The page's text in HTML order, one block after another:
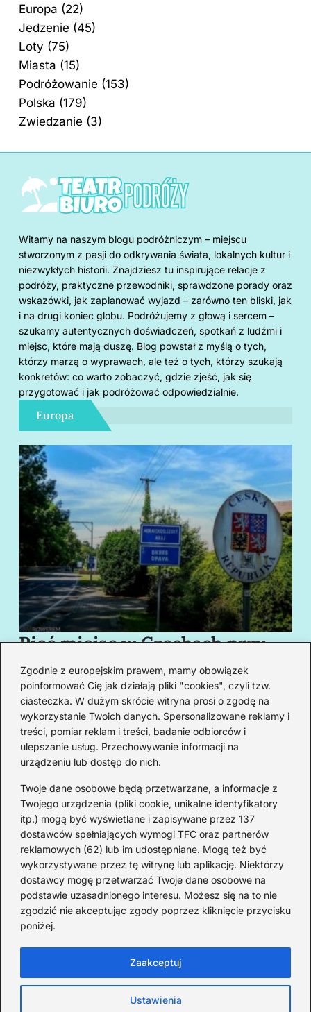
Zgodnie z europejskim prawem, mamy obowiązek
poinformować Cię jak działają pliki "cookies", czyli tzw.
ciasteczka. W dużym skrócie witryna prosi o zgodę na
wykorzystanie Twoich danych. Spersonalizowane reklamy i
treści, pomiar reklam i treści, badanie odbiorców i
ulepszanie usług. Przechowywanie informacji na
urządzeniu lub dostęp do nich.
Twoje dane osobowe będą przetwarzane, a informacje z
Twojego urządzenia (pliki cookie, unikalne identyfikatory
itp.) mogą być wyświetlane i zapisywane przez 137
dostawców spełniających wymogi TFC oraz partnerów
reklamowych (62) lub im udostępniane. Mogą też być
wykorzystywane przez tę witrynę lub aplikację. Niektórzy
dostawcy mogę przetwarzać Twoje dane osobowe na
podstawie uzasadnionego interesu. Możesz się na to nie
zgodzić nie akceptując zgody poprzez kliknięcie przycisku
poniżej.
Ustawienia
Zaakceptuj
Europa (22)
Jedzenie (45)
Loty (75)
Miasta (15)
Podróżowanie (153)
Polska (179)
Zwiedzanie (3)
Witamy na naszym blogu podróżniczym – miejscu
stworzonym z pasji do odkrywania świata, lokalnych kultur i
niezwykłych historii. Znajdziesz tu inspirujące relacje z
podróży, praktyczne przewodniki, sprawdzone porady oraz
wskazówki, jak zaplanować wyjazd – zarówno ten bliski, jak
i na drugi koniec globu. Podróżujemy z głową i sercem –
szukamy autentycznych doświadczeń, spotkań z ludźmi i
miejsc, które mają duszę. Blog powstał z myślą o tych,
którzy marzą o wyprawach, ale też o tych, którzy szukają
konkretów: co warto zobaczyć, gdzie zjeść, jak się
przygotować i jak podróżować odpowiedzialnie.
Europa
Pięć miejsc w Czechach przy
granicy, które cię oczarują
swoim urokiem
Redakcja
Od lat podróżuję, by poznawać świat z bliska – nie tylko
przez pryzmat zabytków, ale przede wszystkim ludzi,
smaków i codzienności.
Redakcja: Michalina Staszic
ul. Miła 08A, 32-514 Bieruń
477 362 966
admin@teatrbiuropodrozy.pl
F
a
c
b
k
X
L
i
e
n
Strona główna Cookies
Zasady użytkowania